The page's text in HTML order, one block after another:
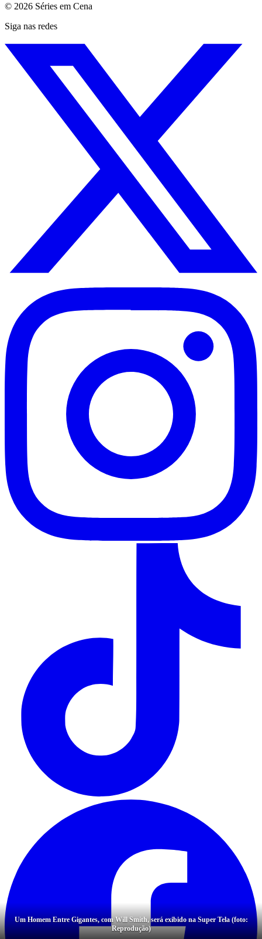
Um Homem Entre Gigantes, com Will Smith, será exibido na Super Tela (foto:
Reprodução)
© 2026 Séries em Cena
Siga nas redes